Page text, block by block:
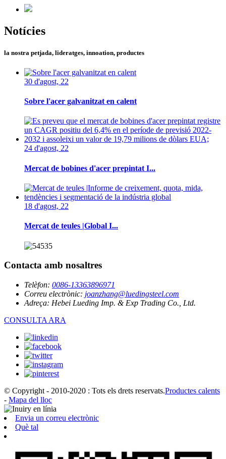
Notícies
la nostra petjada, lideratges, innoation, productes
30 d'agost, 22
Sobre l'acer galvanitzat en calent
24 d'agost, 22
Mercat de bobines d'acer prepintat I...
18 d'agost, 22
Mercat de teules |Global I...
Contacta amb nosaltres
Telèfon: 0086-13363896971
Correu electrònic: joanzhang@luedingsteel.com
Adreça: Hebei Lueding Imp. & Exp Trading Co., Ltd.
CONSULTA ARA
© Copyright - 2010-2020 : Tots els drets reservats.Productes calents
- Mapa del lloc
Envia un correu electrònic
Què tal